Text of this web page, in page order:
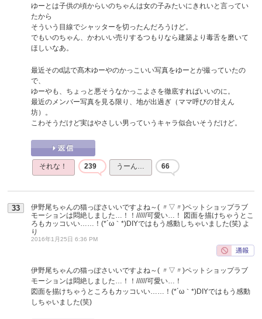
ゆーとは子供の頃からいのちゃんは女の子みたいにきれいと言ってい
たから
そういう目線でシャッターを切ったんだろうけど。
でもいのちゃん、かわいい売りするつもりなら建築より毒舌を磨いて
ほしいなあ。
最近そのd誌で髙木ゆーやのかっこいい写真をゆーとが撮っていたの
で、
ゆーやも、ちょっと悪そうなかっこよさを徹底すればいいのに。
最近のメンバー写真を見る限り、地が出過ぎ（ママ呼びの甘えん
坊）。
こわそうだけど実はやさしい男っていうキャラ似合いそうだけど。
それな！ 239 うーん… 66
33
伊野尾ちゃんの猫っぽさいいですよね～( 〃▽〃)ペットショップラブ
モーションは悶絶しました…！！//////可愛い…！ 図面を描けちゃうとこ
ろもカッコいい……！(*´ω｀*)DIYではもう感動しちゃいました(笑) よ
り
2016年1月25日 6:36 PM
伊野尾ちゃんの猫っぽさいいですよね～( 〃▽〃)ペットショップラブ
モーションは悶絶しました…！！//////可愛い…！
図面を描けちゃうところもカッコいい……！(*´ω｀*)DIYではもう感動
しちゃいました(笑)